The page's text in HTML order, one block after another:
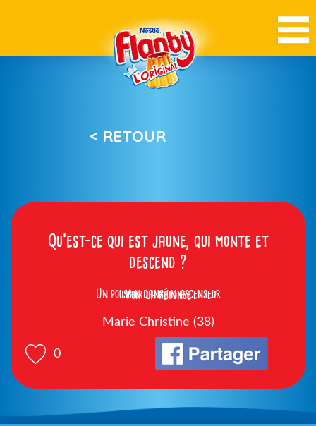
< RETOUR
Qu’est-ce qui est jaune, qui monte et
descend ?
Voir la réponse
Un poussin dans un ascenseur
0
Marie Christine (38)